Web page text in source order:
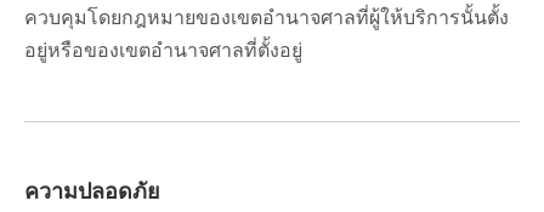
ควบคุมโดยกฎหมายของเขตอำนาจศาลที่ผู้ให้บริการนั้นตั้ง
อยู่หรือของเขตอำนาจศาลที่ตั้งอยู่
ความปลอดภัย